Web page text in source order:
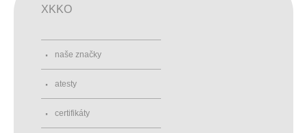
XKKO
naše značky
atesty
certifikáty